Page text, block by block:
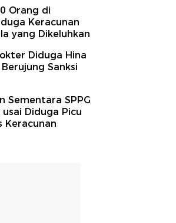
Orang di
Keracunan
yang Dikeluhkan
Diduga Hina
Berujung Sanksi
Sementara SPPG
Diduga Picu
Keracunan